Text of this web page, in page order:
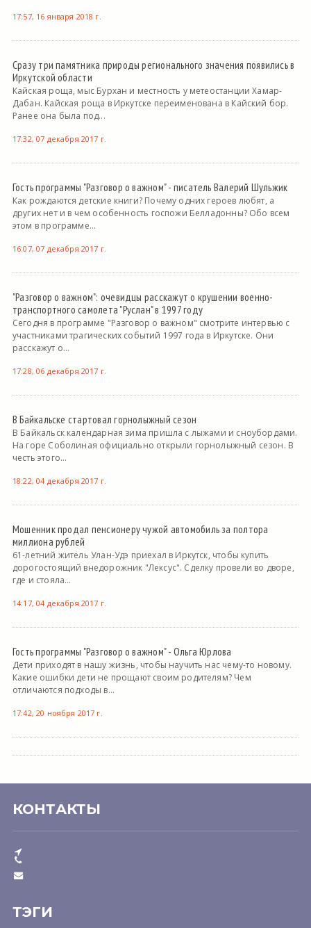
17:57, 16 января 2018 г.
Сразу три памятника природы регионального значения появились в
Иркутской области
Кайская роща, мыс Бурхан и местность у метеостанции Хамар-
Дабан. Кайская роща в Иркутске переименована в Кайский бор.
Ранее она была под...
17:32, 07 декабря 2017 г.
Гость программы "Разговор о важном" - писатель Валерий Шульжик
Как рождаются детские книги? Почему одних героев любят, а
других нет и в чем особенность госпожи Белладонны? Обо всем
этом в программе...
16:07, 07 декабря 2017 г.
"Разговор о важном": очевидцы расскажут о крушении военно-
транспортного самолета "Руслан" в 1997 году
Сегодня в программе "Разговор о важном" смотрите интервью с
участниками трагических событий 1997 года в Иркутске. Они
расскажут о...
17:28, 06 декабря 2017 г.
В Байкальске стартовал горнолыжный сезон
В Байкальск календарная зима пришла с лыжами и сноубордами.
На горе Соболиная официально открыли горнолыжный сезон. В
честь этого...
18:22, 04 декабря 2017 г.
Мошенник продал пенсионеру чужой автомобиль за полтора
миллиона рублей
61-летний житель Улан-Удэ приехал в Иркутск, чтобы купить
дорогостоящий внедорожник "Лексус". Сделку провели во дворе,
где и стояла...
14:17, 04 декабря 2017 г.
Гость программы "Разговор о важном" - Ольга Юрлова
Дети приходят в нашу жизнь, чтобы научить нас чему-то новому.
Какие ошибки дети не прощают своим родителям? Чем
отличаются подходы в...
17:42, 20 ноября 2017 г.
КОНТАКТЫ
ТЭГИ